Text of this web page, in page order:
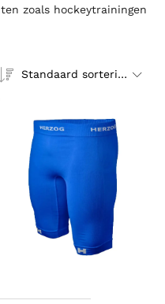
zoals hockeytrainingen
Standaard sortering